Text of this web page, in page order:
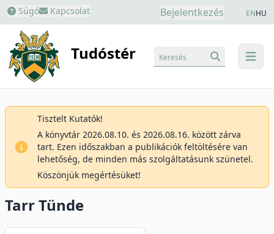
Súgó Kapcsolat Bejelentkezés ENHU
Tudóstér menu
Keresés
Tisztelt Kutatók!
A könyvtár 2026.08.10. és 2026.08.16. között zárva
tart. Ezen időszakban a publikációk feltöltésére van
lehetőség, de minden más szolgáltatásunk szünetel.
Köszönjük megértésüket!
Tarr Tünde